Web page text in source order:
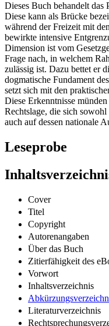
Dieses Buch behandelt
Diese kann als Brücke
während der Freizeit mit
bewirkte intensive
Dimension ist vom
Frage nach, in welchem
zulässig ist. Dazu bettet er
dogmatische Fundament
setzt sich mit den
Diese Erkenntnisse
Rechtslage, die sich
auch auf dessen nationale
Leseprobe
Cover
Titel
Copyright
Autorenangaben
Über das Buch
Zitierfähigkeit des
Vorwort
Inhaltsverzeichnis
Literaturverzeichnis